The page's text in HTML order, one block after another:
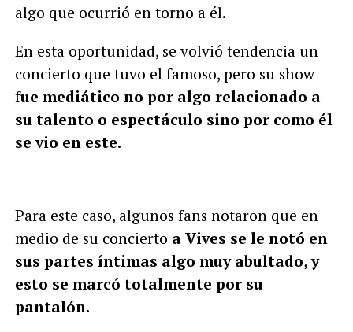
algo que ocurrió en torno a él.
En esta oportunidad, se volvió tendencia un
concierto que tuvo el famoso, pero su show
fue mediático no por algo relacionado a
su talento o espectáculo sino por como él
se vio en este.
Para este caso, algunos fans notaron que en
medio de su concierto a Vives se le notó en
sus partes íntimas algo muy abultado, y
esto se marcó totalmente por su
pantalón.